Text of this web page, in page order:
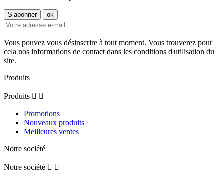
Vous pouvez vous désinscrire à tout moment. Vous trouverez pour
cela nos informations de contact dans les conditions d'utilisation du
site.
Produits
Produits  
Promotions
Nouveaux produits
Meilleures ventes
Notre société
Notre société  